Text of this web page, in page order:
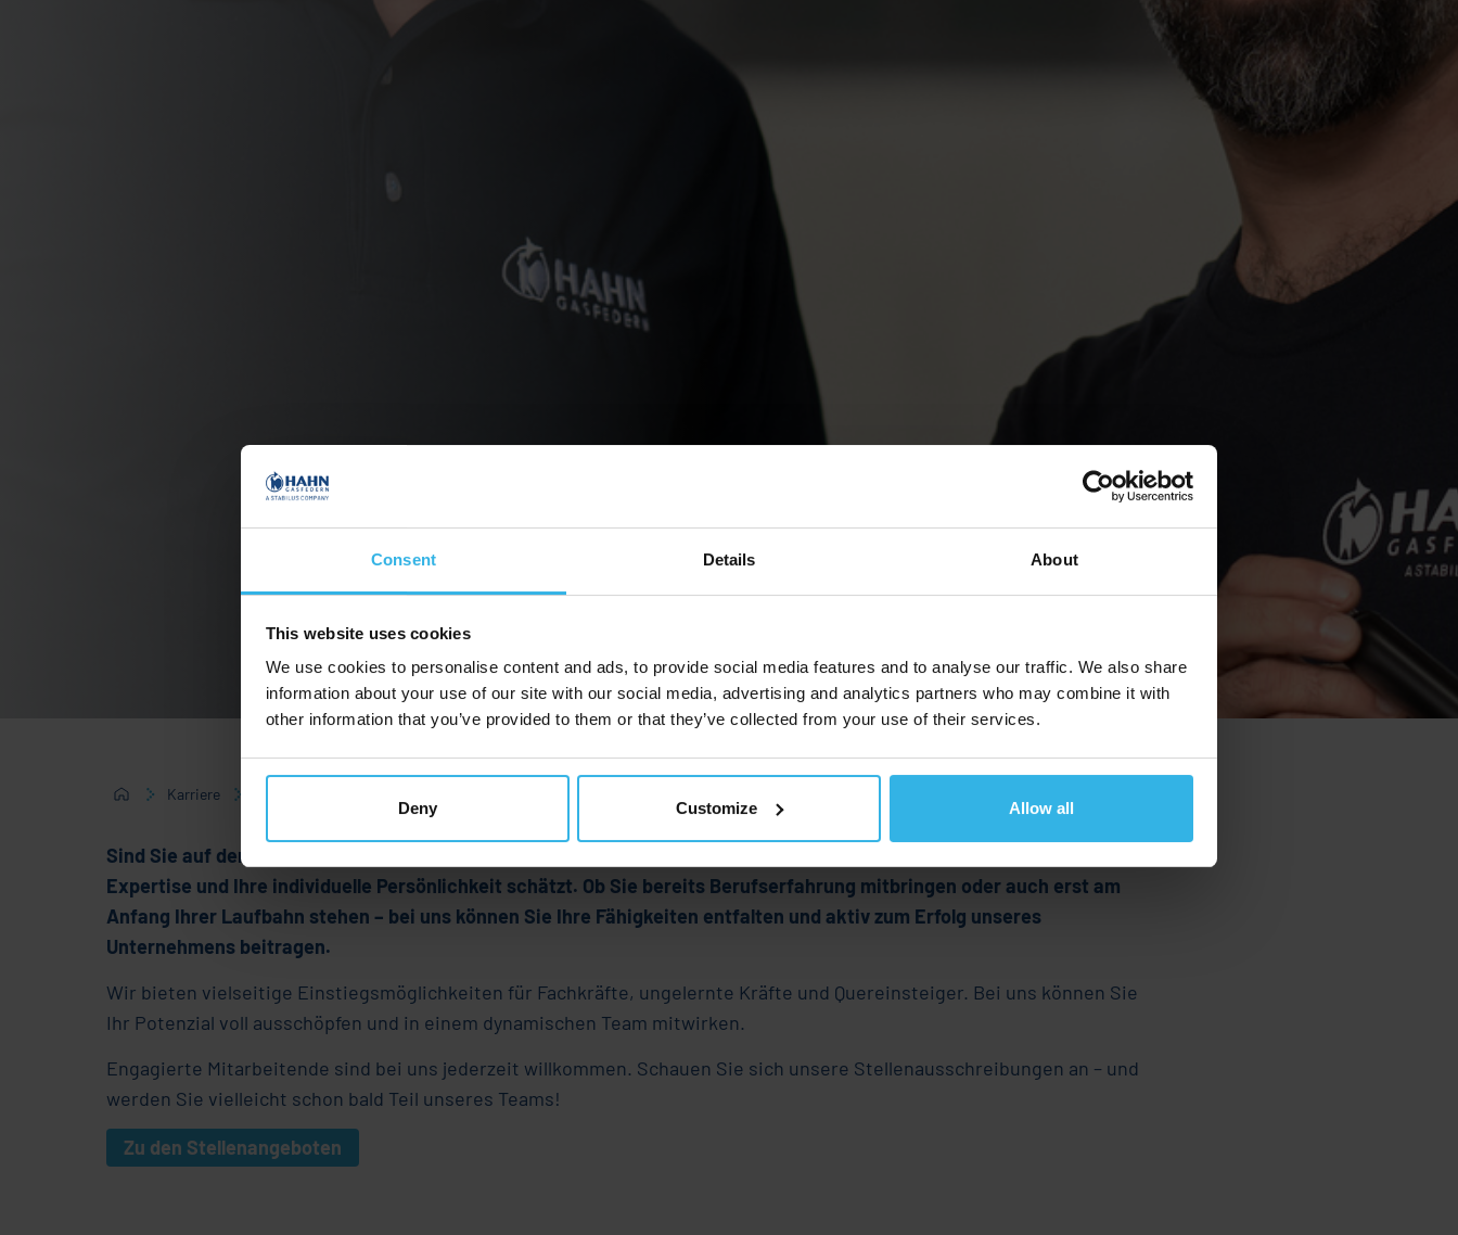
Consent Details About
This website uses cookies
We use cookies to personalise content and ads, to provide social media features and to analyse our traffic. We also share
information about your use of our site with our social media, advertising and analytics partners who may combine it with
other information that you’ve provided to them or that they’ve collected from your use of their services.
Deny Customize Allow all
Karriere
Sind Sie auf der Suche nach neuen beruflichen Möglichkeiten? Bei HAHN Gasfedern finden Sie ein Umfeld, das Ihre
Expertise und Ihre individuelle Persönlichkeit schätzt. Ob Sie bereits Berufserfahrung mitbringen oder auch erst am
Anfang Ihrer Laufbahn stehen – bei uns können Sie Ihre Fähigkeiten entfalten und aktiv zum Erfolg unseres
Unternehmens beitragen.
Wir bieten vielseitige Einstiegsmöglichkeiten für Fachkräfte, ungelernte Kräfte und Quereinsteiger. Bei uns können Sie
Ihr Potenzial voll ausschöpfen und in einem dynamischen Team mitwirken.
Engagierte Mitarbeitende sind bei uns jederzeit willkommen. Schauen Sie sich unsere Stellenausschreibungen an – und
werden Sie vielleicht schon bald Teil unseres Teams!
Zu den Stellenangeboten